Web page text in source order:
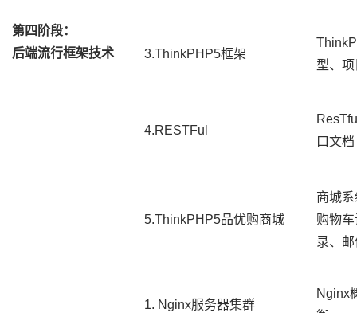
第四阶段：
后端流行框架技术
3.ThinkPHP5框架
型、
4.RESTFul
口文档
5.ThinkPHP5品优购商城
商城
购物
录、
1. Nginx服务器集群
Nginx